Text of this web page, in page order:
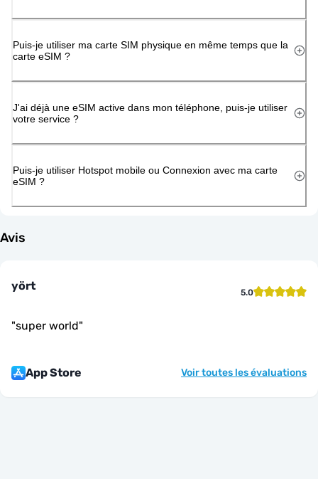
Puis-je utiliser ma carte SIM physique en même temps que la
carte eSIM ?
J'ai déjà une eSIM active dans mon téléphone, puis-je utiliser
votre service ?
Puis-je utiliser Hotspot mobile ou Connexion avec ma carte
eSIM ?
Avis
yört 5.0
"super world"
App Store Voir toutes les évaluations